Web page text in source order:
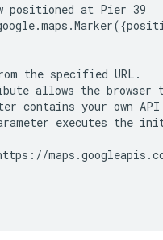
positioned at Pier 39
the specified URL.
allows the browser
contains your own API
executes the